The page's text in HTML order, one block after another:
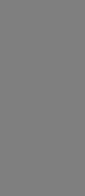
nueva
nueva
nueva
nueva
nueva